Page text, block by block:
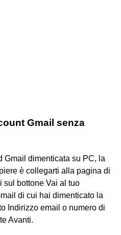
Gmail senza
Gmail dimenticata su PC, la
è collegarti alla pagina di
sul bottone Vai al tuo
di cui hai dimenticato la
Indirizzo email o numero di
Avanti.